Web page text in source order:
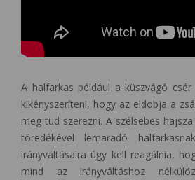
A halfarkas például a küszvágó
kikényszeríteni, hogy az eldobja a
meg tud szerezni. A szélsebes
töredékével lemaradó
irányváltásaira úgy kell reagálnia,
mind az irányváltáshoz